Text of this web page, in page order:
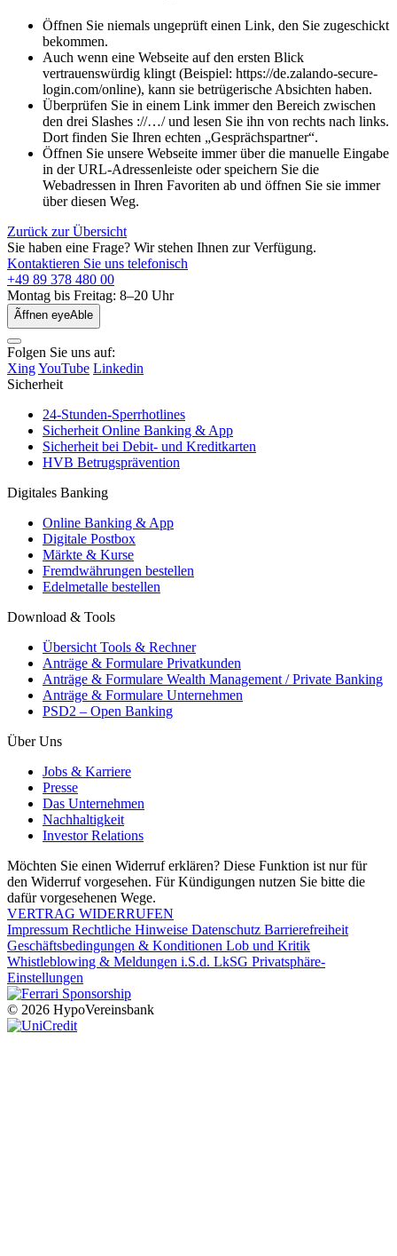
Öffnen Sie niemals ungeprüft einen Link, den Sie zugeschickt
bekommen.
Auch wenn eine Webseite auf den ersten Blick
vertrauenswürdig klingt (Beispiel: https://de.zalando-secure-
login.com/online), kann sie betrügerische Absichten haben.
Überprüfen Sie in einem Link immer den Bereich zwischen
den drei Slashes ://…/ und lesen Sie ihn von rechts nach links.
Dort finden Sie Ihren echten „Gesprächspartner“.
Öffnen Sie unsere Webseite immer über die manuelle Eingabe
in der URL-Adressenleiste oder speichern Sie die
Webadressen in Ihren Favoriten ab und öffnen Sie sie immer
über diesen Weg.
Zurück zur Übersicht
Sie haben eine Frage? Wir stehen Ihnen zur Verfügung.
Kontaktieren Sie uns telefonisch
+49 89 378 480 00
Montag bis Freitag: 8–20 Uhr
Ãffnen eyeAble
Folgen Sie uns auf:
XingYouTube Linkedin
Sicherheit
24-Stunden-Sperrhotlines
Sicherheit Online Banking & App
Sicherheit bei Debit- und Kreditkarten
HVB Betrugsprävention
Digitales Banking
Online Banking & App
Digitale Postbox
Märkte & Kurse
Fremdwährungen bestellen
Edelmetalle bestellen
Download & Tools
Übersicht Tools & Rechner
Anträge & Formulare Privatkunden
Anträge & Formulare Wealth Management / Private Banking
Anträge & Formulare Unternehmen
PSD2 – Open Banking
Über Uns
Jobs & Karriere
Presse
Das Unternehmen
Nachhaltigkeit
Investor Relations
Möchten Sie einen Widerruf erklären? Diese Funktion ist nur für
den Widerruf vorgesehen. Für Kündigungen nutzen Sie bitte die
dafür vorgesehenen Wege.
VERTRAG WIDERRUFEN
Impressum Rechtliche Hinweise Datenschutz Barrierefreiheit
Geschäftsbedingungen & Konditionen Lob und Kritik
Whistleblowing & Meldungen i.S.d. LkSG Privatsphäre-
Einstellungen
© 2026 HypoVereinsbank